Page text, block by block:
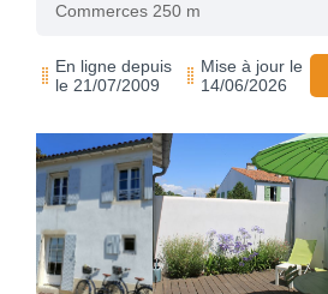
Commerces 250 m
En ligne depuis
le 21/07/2009
Mise à jour le
14/06/2026